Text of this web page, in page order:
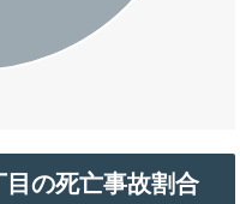
の死亡事故割合